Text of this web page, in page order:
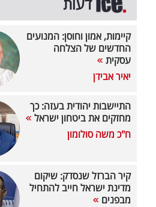
קיימות, אמון וחוסן: המנועים
החדשים של הצלחה
עסקית
יאיר אבידן
התיישבות יהודית בעזה: כך
מחזקים את ביטחון ישראל
ח"כ משה סולומון
קיר הברזל שנסדק: שיקום
מדינת ישראל חייב להתחיל
מבפנים